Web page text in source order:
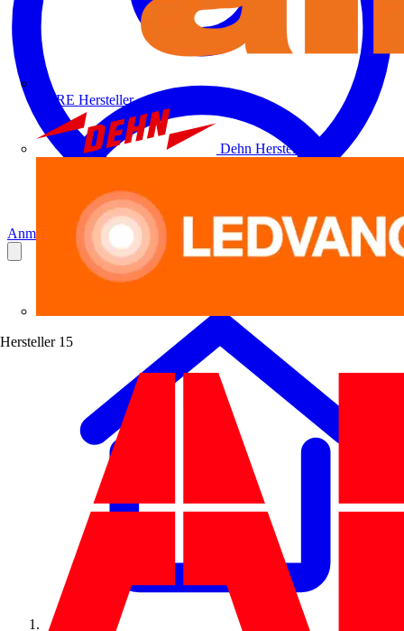
ALRE Hersteller
Dehn Hersteller
Hersteller 15
Anmelden Registrierung